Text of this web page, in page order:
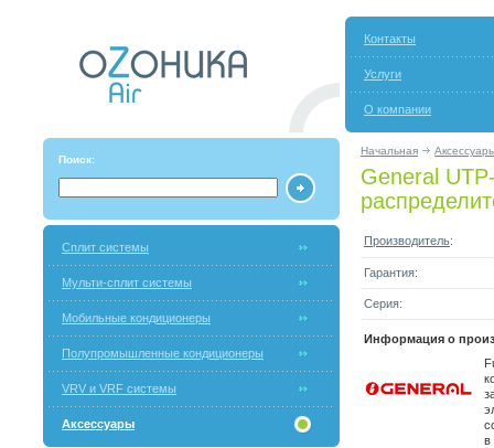
Контакты
Услуги
О компании
Поиск:
Начальная
General
Сплит системы
Мульти-сплит системы
Мобильные кондиционеры
Полупромышленные кондиционеры
VRV и VRF системы
Аксессуары
Производитель:
Гарантия:
Серия:
Информация о
в